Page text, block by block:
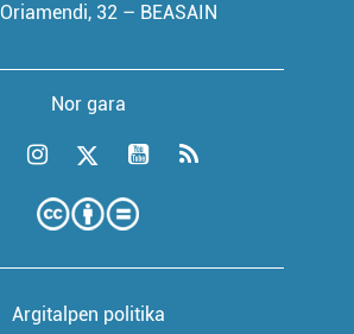
Oriamendi, 32 – BEASAIN
Nor gara
Argitalpen politika